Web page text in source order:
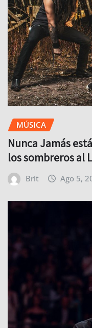
MÚSICA
Nunca Jamás
los sombreros al
Brit Ago 5,